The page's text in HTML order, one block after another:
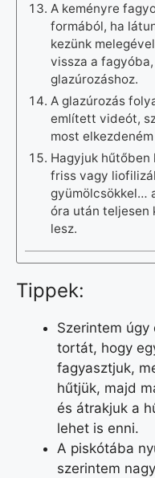
A keményre
formából, ha
kezünk
vissza a
glazúrozáshoz.
A glazúrozás
említett videót,
most
Hagyjuk
friss vagy
gyümölcsökkel…
óra után teljesen
lesz.
Tippek:
Szerintem
tortát, hogy
fagyasztjuk,
hűtjük, majd
és átrakjuk a
lehet is enni.
A piskótába
szerintem